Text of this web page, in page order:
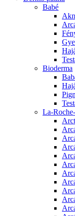
Babé
Bioderma
La-